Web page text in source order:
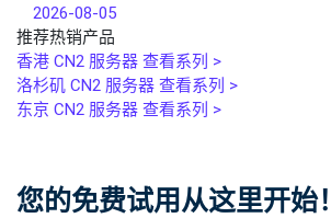
2026-08-05
推荐热销产品
香港 CN2 服务器 查看系列 >
洛杉矶 CN2 服务器 查看系列 >
东京 CN2 服务器 查看系列 >
您的免费试用从这里开始！